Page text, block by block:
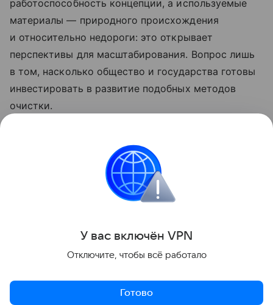
работоспособность концепции, а используемые
материалы — природного происхождения
и относительно недороги: это открывает
перспективы для масштабирования. Вопрос лишь
в том, насколько общество и государства готовы
инвестировать в развитие подобных методов
очистки.
микропластик образуется в 16 раз быстрее, чем в
У вас включён VPN
Отключите, чтобы всё работало
Готово